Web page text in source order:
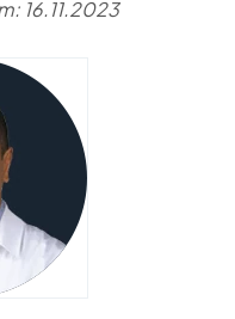
16.11.2023